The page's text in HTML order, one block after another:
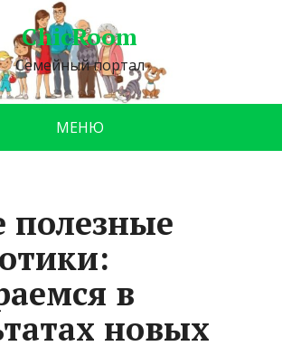
ChicRoom
Семейный портал
МЕНЮ
в
новых